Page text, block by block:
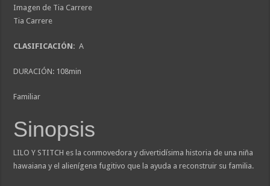
Imagen de Tia Carrere
Tia Carrere
CLASIFICACIÓN:A
DURACIÓN: 108min
Familiar
Sinopsis
LILO Y STITCH es la conmovedora y divertidísima historia de una niña
hawaiana y el alienígena fugitivo que la ayuda a reconstruir su familia.